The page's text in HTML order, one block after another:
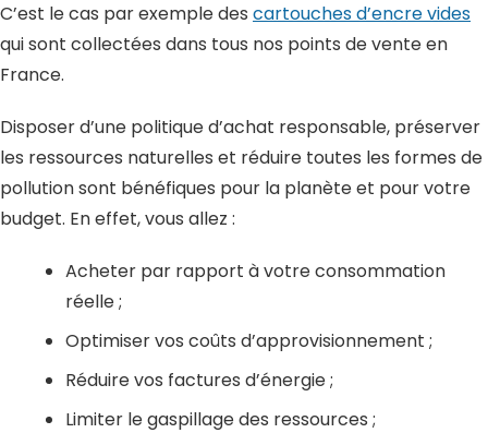
C’est le cas par exemple des cartouches d’encre vides
qui sont collectées dans tous nos points de vente en
France.
Disposer d’une politique d’achat responsable, préserver
les ressources naturelles et réduire toutes les formes de
pollution sont bénéfiques pour la planète et pour votre
budget. En effet, vous allez :
Acheter par rapport à votre consommation
réelle ;
Optimiser vos coûts d’approvisionnement ;
Réduire vos factures d’énergie ;
Limiter le gaspillage des ressources ;